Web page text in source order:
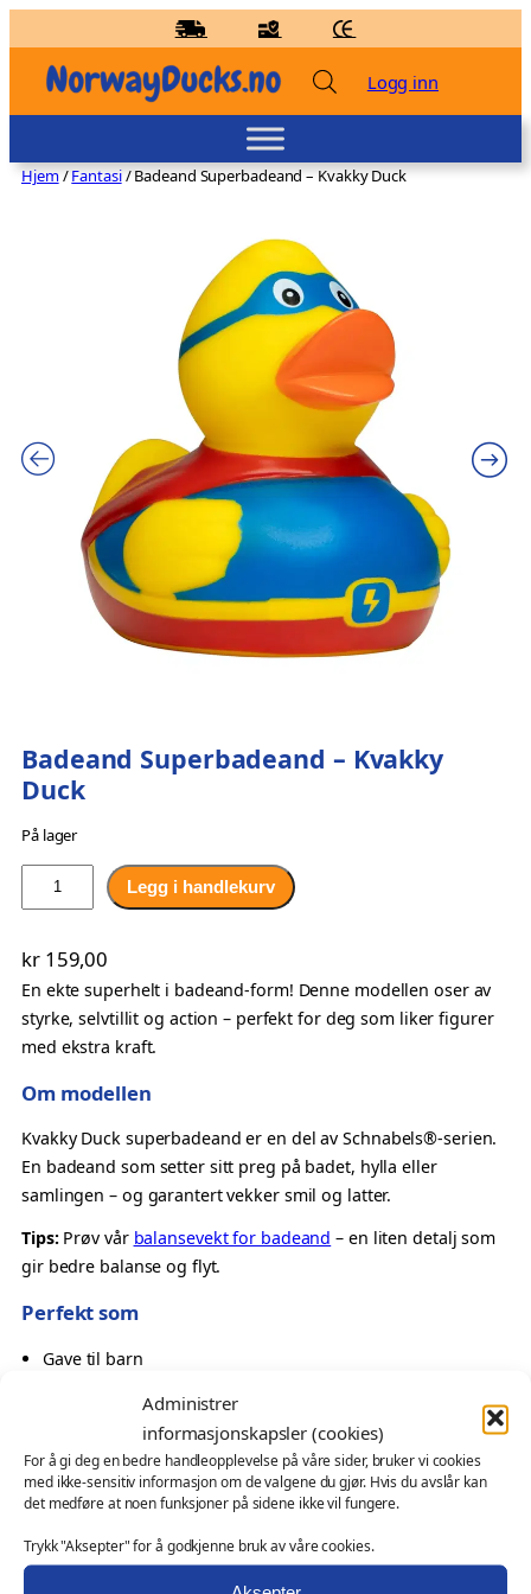
Administrer
informasjonskapsler (cookies)
For å gi deg en bedre handleopplevelse på våre sider, bruker vi cookies
med ikke-sensitiv informasjon om de valgene du gjør. Hvis du avslår kan
det medføre at noen funksjoner på sidene ikke vil fungere.
Trykk "Aksepter" for å godkjenne bruk av våre cookies.
Badeand Sjørøver – Lilalu
kr86,00 +
til
innhold
Logg inn
Hjem/Fantasi/ Badeand Superbadeand – Kvakky Duck
Badeand Superbadeand – Kvakky
Duck
På lager
a
e
a
n
d
u
p
e
r
a
d
e
n
v
a
k
Legg i handlekurv
kr159,00
En ekte superhelt i badeand-form! Denne modellen oser av
styrke, selvtillit og action – perfekt for deg som liker figurer
med ekstra kraft.
Om modellen
Kvakky Duck superbadeand er en del av Schnabels®-serien.
En badeand som setter sitt preg på badet, hylla eller
samlingen – og garantert vekker smil og latter.
Tips:Prøv vår balansevekt for badeand – en liten detalj som
gir bedre balanse og flyt.
Perfekt som
Gave til barn
Oppmerksomhet med superheltpreg
Samlerobjekt med karakter
Også velegnet som
profilprodukt for kampanjer, events og gavebutikker
messeartikkel og kampanjeprodukt